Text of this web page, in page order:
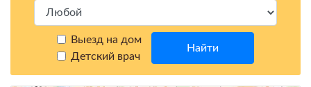
Выезд на дом
Детский врач
Найти